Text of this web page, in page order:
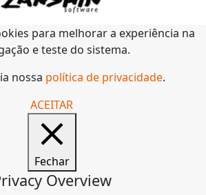
para melhorar a experiência na
e teste do sistema.
nossa política de privacidade.
ACEITAR
Fechar
Overview